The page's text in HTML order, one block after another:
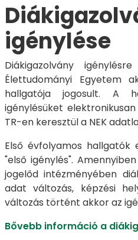
igénylése
Diákigazolvány
Élettudományi Egyetem
hallgatója jogosult. A
igénylésüket
TR-en keresztül a NEK
Első évfolyamos hallgatók
"első igénylés".
jogelőd intézményében
adat változás, képzési
változás történt akkor az
Bővebb információ a